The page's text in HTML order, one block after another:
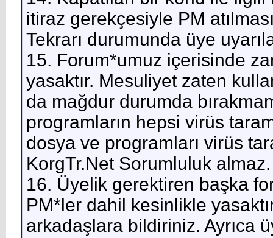
itiraz gerekçesiyle PM
Tekrarı durumunda üye
15. Forum*umuz içerisinde
yasaktır. Mesuliyet zaten
da mağdur durumda
programların hepsi virüs
dosya ve programları virüs
KorgTr.Net Sorumluluk almaz.
16. Üyelik gerektiren başka
PM*ler dahil kesinlikle
arkadaşlara bildiriniz. Ayrıca